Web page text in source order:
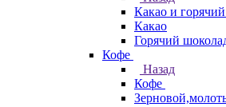
Какао и
Какао
Горячий
Кофе
Назад
Кофе